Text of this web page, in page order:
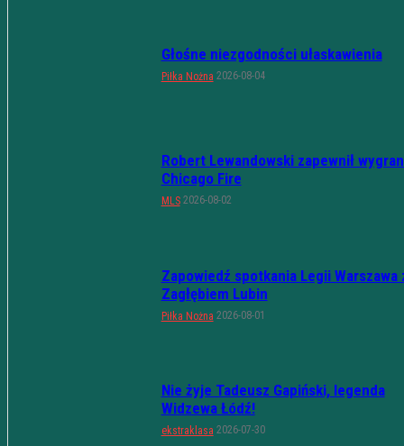
Głośne niezgodności ułaskawienia
Piłka Nożna 2026-08-04
Robert Lewandowski zapewnił
Chicago Fire
MLS 2026-08-02
Zapowiedź spotkania Legii Warszawa
Zagłębiem Lubin
Piłka Nożna 2026-08-01
Nie żyje Tadeusz Gapiński, legenda
Widzewa Łódź!
ekstraklasa 2026-07-30